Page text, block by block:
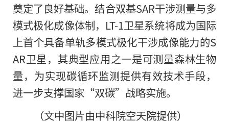
奠定了良好基础。结合双基SAR干涉测量与多
模式极化成像体制，LT-1卫星系统将成为国际
上首个具备单轨多模式极化干涉成像能力的S
AR卫星，其典型应用之一是可测量森林生物
量，为实现碳循环监测提供有效技术手段，
进一步支撑国家“双碳”战略实施。
（文中图片由中科院空天院提供）